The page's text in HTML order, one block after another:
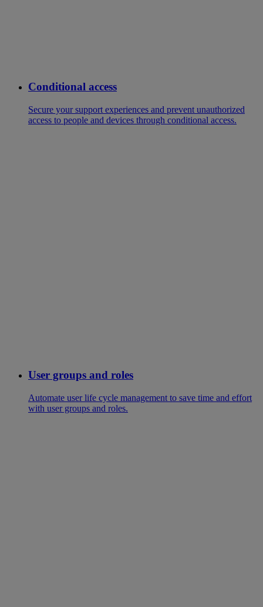
Conditional access
Secure your support experiences and prevent unauthorized
access to people and devices through conditional access.
User groups and roles
Automate user life cycle management to save time and effort
with user groups and roles.